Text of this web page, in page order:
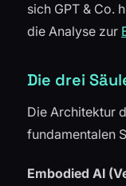
sich GPT & Co.
die Analyse zur
Die drei
Die Architektur
fundamentalen
Embodied AI